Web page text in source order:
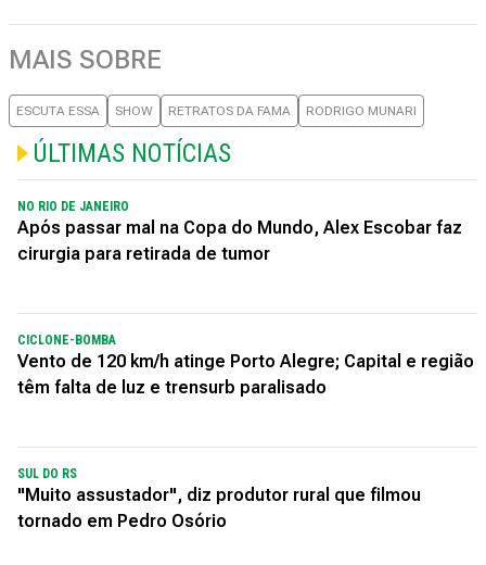
MAIS SOBRE
ESCUTA ESSA SHOW RETRATOS DA FAMA RODRIGO MUNARI
ÚLTIMAS NOTÍCIAS
NO RIO DE JANEIRO
Após passar mal na Copa do Mundo, Alex Escobar faz
cirurgia para retirada de tumor
CICLONE-BOMBA
Vento de 120 km/h atinge Porto Alegre; Capital e região
têm falta de luz e trensurb paralisado
SUL DO RS
"Muito assustador", diz produtor rural que filmou
tornado em Pedro Osório